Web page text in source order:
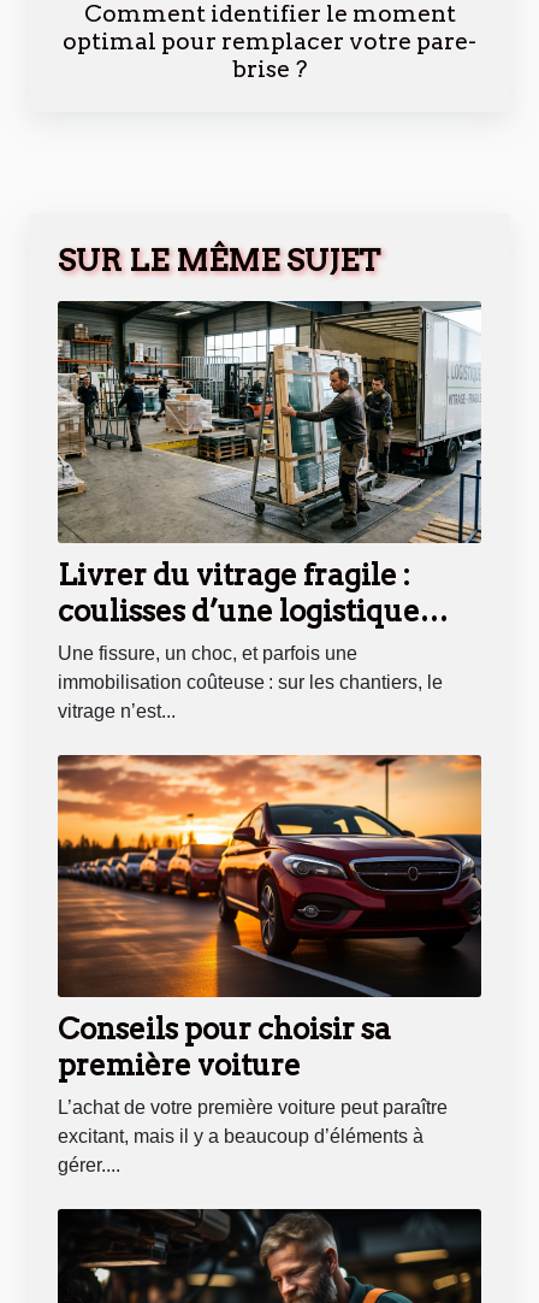
Comment identifier le moment
optimal pour remplacer votre pare-
brise ?
SUR LE MÊME SUJET
Livrer du vitrage fragile :
coulisses d’une logistique
sous haute tension
Une fissure, un choc, et parfois une
immobilisation coûteuse : sur les chantiers, le
vitrage n’est...
Conseils pour choisir sa
première voiture
L’achat de votre première voiture peut paraître
excitant, mais il y a beaucoup d’éléments à
gérer....